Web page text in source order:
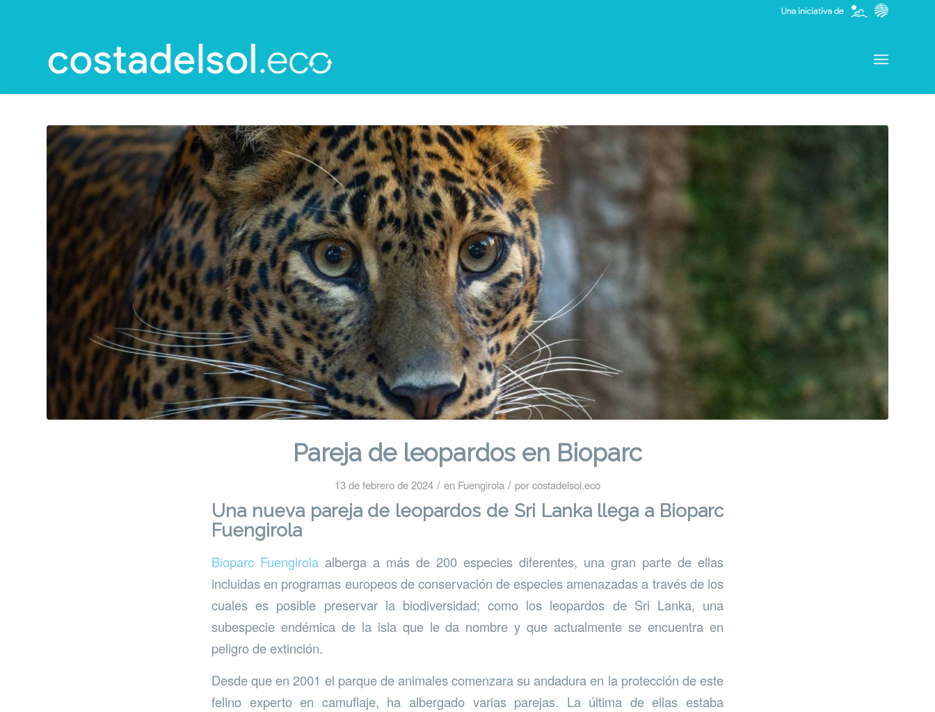
Pareja de leopardos en Bioparc
13 de febrero de 2024 / en Fuengirola / porcostadelsol.eco
Una nueva pareja de leopardos de Sri Lanka llega a Bioparc
Fuengirola
Bioparc Fuengirola alberga a más de 200 especies diferentes, una gran parte de ellas
incluidas en programas europeos de conservación de especies amenazadas a través de los
cuales es posible preservar la biodiversidad; como los leopardos de Sri Lanka, una
subespecie endémica de la isla que le da nombre y que actualmente se encuentra en
peligro de extinción.
Desde que en 2001 el parque de animales comenzara su andadura en la protección de este
felino experto en camuflaje, ha albergado varias parejas. La última de ellas estaba